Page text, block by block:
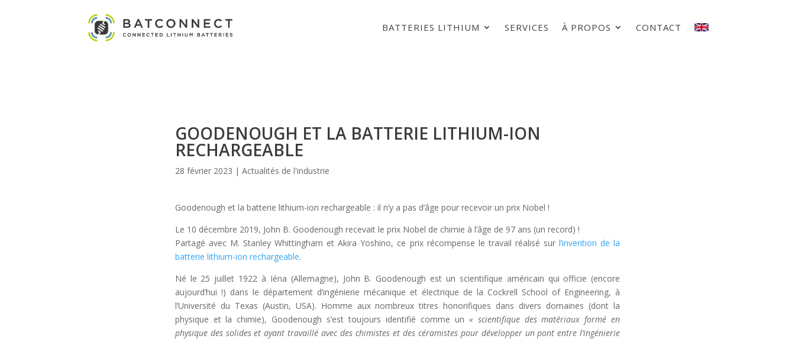
BATTERIES LITHIUM SERVICES À PROPOS CONTACT
GOODENOUGH ET LA BATTERIE LITHIUM-ION
RECHARGEABLE
28 février 2023 | Actualités de l'industrie
Goodenough et la batterie lithium-ion rechargeable : il n’y a pas d’âge pour recevoir un prix Nobel !
Le 10 décembre 2019, John B. Goodenough recevait le prix Nobel de chimie à l’âge de 97 ans (un record) !
Partagé avec M. Stanley Whittingham et Akira Yoshino, ce prix récompense le travail réalisé surl’invention de la
batterie lithium-ion rechargeable.
Né le 25 juillet 1922 à Iéna (Allemagne), John B. Goodenough est un scientifique américain qui officie (encore
aujourd’hui !) dans le département d’ingénierie mécanique et électrique de la Cockrell School of Engineering, à
l’Université du Texas (Austin, USA). Homme aux nombreux titres honorifiques dans divers domaines (dont la
physique et la chimie), Goodenough s’est toujours identifié comme un « scientifique des matériaux formé en
physique des solides et ayant travaillé avec des chimistes et des céramistes pour développer un pont entre l’ingénierie